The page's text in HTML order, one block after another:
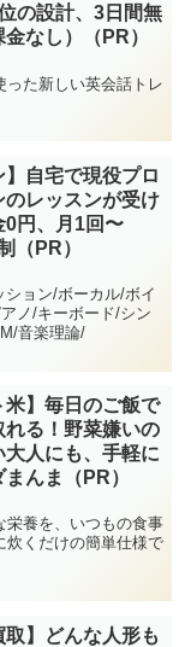
の設計、3日間無
なし）（PR）
った新しい英会話トレ
】自宅で現役プロ
のレッスンが受け
0円、月1回〜
（PR）
ョン/ボーカル/ボイ
ノ/キーボード/シン
音楽理論/
米】毎日のご飯で
れる！野菜嫌いの
人にも、手軽に
んま（PR）
栄養を、いつもの食事
炊くだけの簡単仕様で
取】どんな人形も